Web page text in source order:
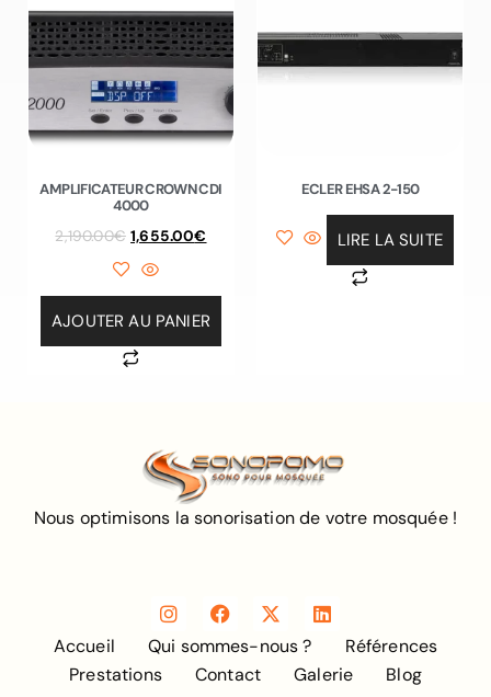
AMPLIFICATEUR CROWN CDI
4000
2,190.00€ 1,655.00€
AJOUTER AU PANIER
ECLER EHSA 2-150
LIRE LA SUITE
Nous optimisons la sonorisation de votre mosquée !
Accueil Qui sommes-nous ?
Références
Prestations
Contact Galerie Blog